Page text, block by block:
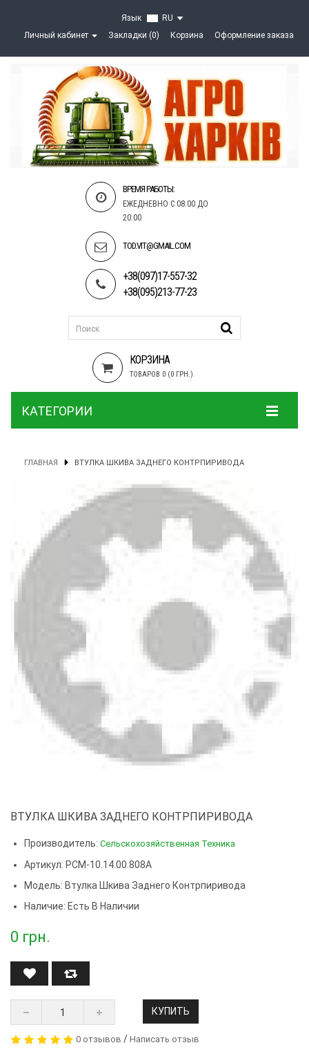
Язык
RU
Личный кабинет
Закладки (0) Корзина Оформление заказа
ВРЕМЯ РАБОТЫ:
ЕЖЕДНЕВНО С 08:00 ДО
20:00
TOD.VIT@GMAIL.COM
+38(097)17-557-32
+38(095)213-77-23
КОРЗИНА
ТОВАРОВ 0 (0 ГРН.)
КАТЕГОРИИ
ГЛАВНАЯ ВТУЛКА ШКИВА ЗАДНЕГО КОНТРПИРИВОДА
ВТУЛКА ШКИВА ЗАДНЕГО КОНТРПИРИВОДА
Производитель: Сельскохозяйственная Техника
Артикул: РСМ-10.14.00.808А
Модель: Втулка Шкива Заднего Контрпиривода
Наличие: Есть В Наличии
0 грн.
КУПИТЬ
0 отзывов / Написать отзыв